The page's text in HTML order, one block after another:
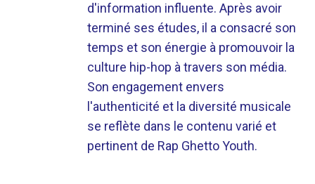
d'information influente. Après avoir
terminé ses études, il a consacré son
temps et son énergie à promouvoir la
culture hip-hop à travers son média.
Son engagement envers
l'authenticité et la diversité musicale
se reflète dans le contenu varié et
pertinent de Rap Ghetto Youth.